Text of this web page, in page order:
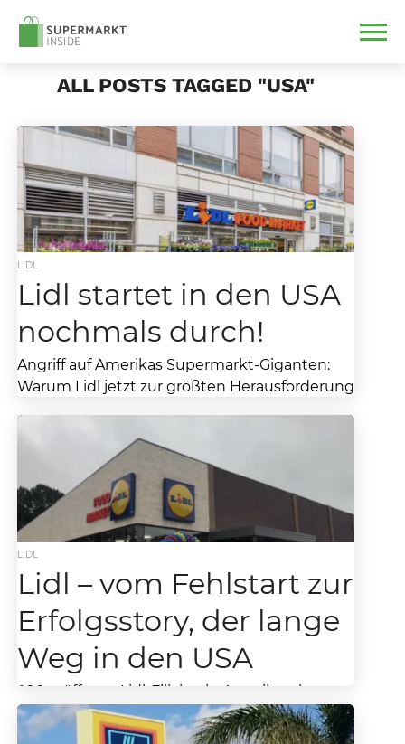
ALL POSTS TAGGED "USA"
LIDL
Lidl startet in den USA
nochmals durch!
Angriff auf Amerikas Supermarkt-Giganten:
Warum Lidl jetzt zur größten Herausforderung
Lebensmitteleinzelhandel steht vor einer
LIDL
Lidl – vom Fehlstart zur
Erfolgsstory, der lange
Weg in den USA
200 eröffnete Lidl-Filialen in Amerika, ein
Zwischenziel ist erreicht. Wie der deutsche
Top-Discounter auch in den USA zur Macht